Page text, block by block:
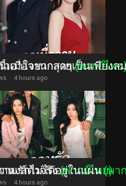
อาใจยากสุดๆ(พากย์ไทย
วเมื่อวานกลายเป็นเพียงล
· 4 hours ago
หงส์ตัวจริง(พากย์ไทย)
ามรักไม่ได้อยู่ในแผน(พา
· 4 hours ago